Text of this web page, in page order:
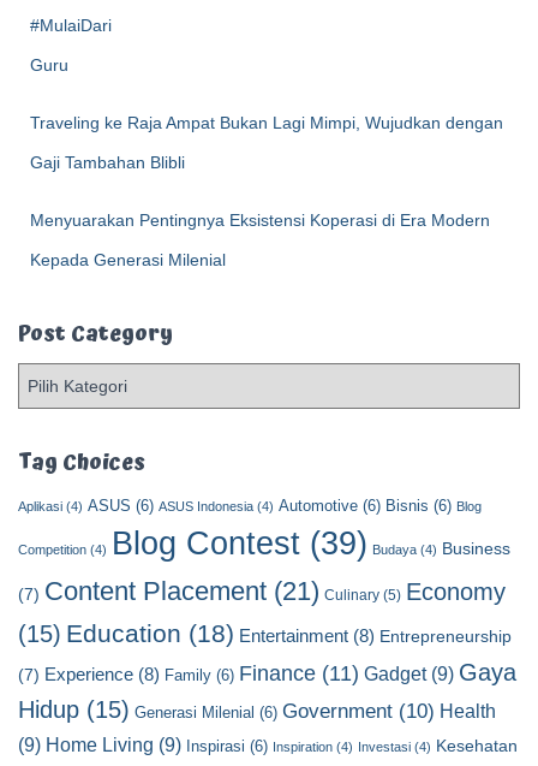
Traveling ke Raja Ampat Bukan Lagi Mimpi, Wujudkan dengan
Gaji Tambahan Blibli
Menyuarakan Pentingnya Eksistensi Koperasi di Era Modern
Kepada Generasi Milenial
Post Category
t
a
e
g
r
y
Tag Choices
Aplikasi (4) ASUS (6) ASUS Indonesia (4) Automotive (6) Bisnis (6) Blog
Competition (4) Blog Contest (39) Budaya (4) Business
(7) Content Placement (21) Culinary (5) Economy
(15) Education (18) Entertainment (8) Entrepreneurship
(7) Experience (8) Family (6) Finance (11) Gadget(9) Gaya
Hidup (15) Generasi Milenial (6) Government (10) Health
(9) Home Living (9) Inspirasi (6) Inspiration (4) Investasi (4) Kesehatan